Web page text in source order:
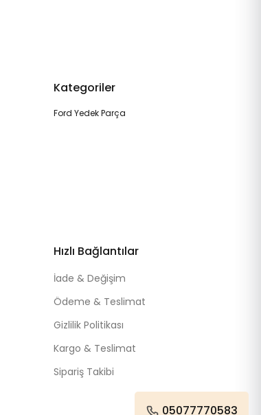
Kategoriler
Ford Yedek Parça
Hızlı Bağlantılar
İade & Değişim
Ödeme & Teslimat
Gizlilik Politikası
Kargo & Teslimat
Sipariş Takibi
05077770583